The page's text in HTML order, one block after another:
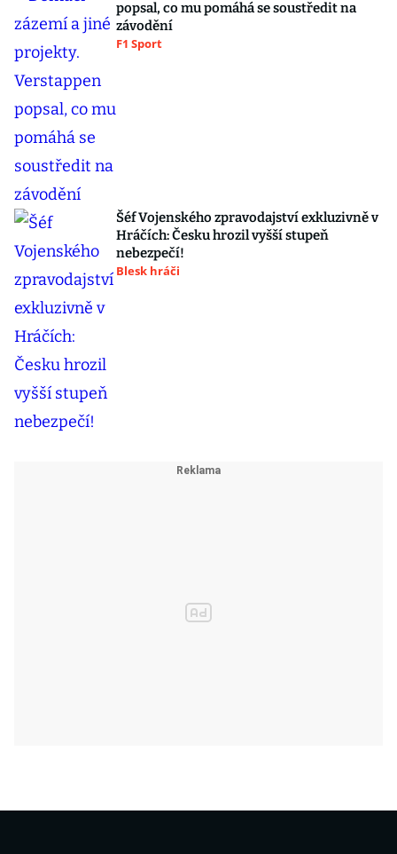
popsal, co mu pomáhá se soustředit na
závodění
F1 Sport
Šéf Vojenského zpravodajství exkluzivně v
Hráčích: Česku hrozil vyšší stupeň
nebezpečí!
Blesk hráči